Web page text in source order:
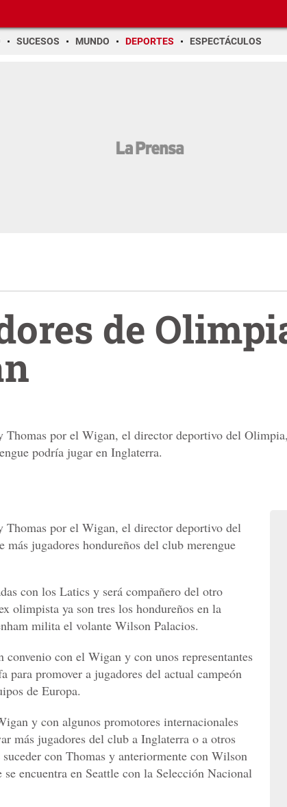
SUCESOS MUNDO DEPORTES ESPECTÁCULOS
de
Thomas por el Wigan, el director deportivo del
podría jugar en Inglaterra.
Thomas por el Wigan, el director deportivo del
jugadores hondureños del club merengue
con los Latics y será compañero del otro
olimpista ya son tres los hondureños en la
milita el volante Wilson Palacios.
con el Wigan y con unos representantes
para promover a jugadores del actual campeón
de Europa.
y con algunos promotores internacionales
más jugadores del club a Inglaterra o a otros
con Thomas y anteriormente con Wilson
encuentra en Seattle con la Selección Nacional